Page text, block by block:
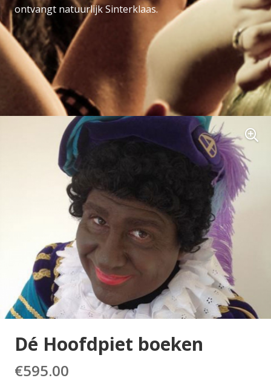
ontvangt natuurlijk Sinterklaas.
Dé Hoofdpiet boeken
€595.00